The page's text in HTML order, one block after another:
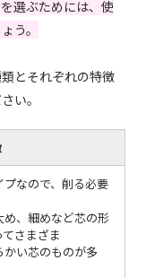
選ぶためには、使
う。
とそれぞれの特徴
い。
プなので、削る必要
め、細めなど芯の形
さまざま
かい芯のものが多